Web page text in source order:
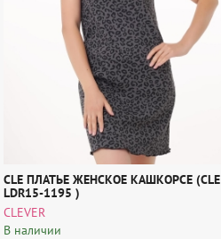
CLE ПЛАТЬЕ ЖЕНСКОЕ КАШКОРСЕ (CLE
LDR15-1195 )
CLEVER
В наличии